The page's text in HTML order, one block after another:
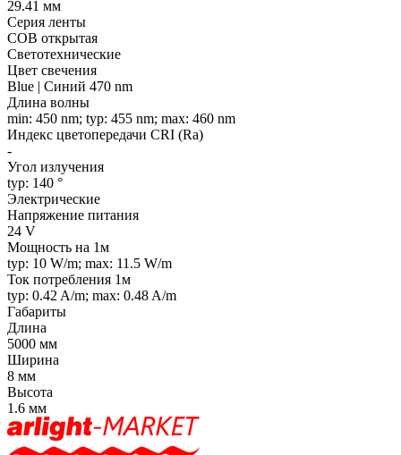
29.41 мм
Серия ленты
COB открытая
Светотехнические
Цвет свечения
Blue | Синий 470 nm
Длина волны
min: 450 nm; typ: 455 nm; max: 460 nm
Индекс цветопередачи CRI (Ra)
-
Угол излучения
typ: 140 °
Электрические
Напряжение питания
24 V
Мощность на 1м
typ: 10 W/m; max: 11.5 W/m
Ток потребления 1м
typ: 0.42 A/m; max: 0.48 A/m
Габариты
Длина
5000 мм
Ширина
8 мм
Высота
1.6 мм